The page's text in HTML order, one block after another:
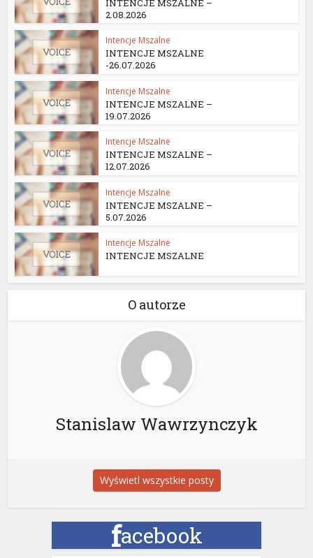
INTENCJE MSZALNE –
2.08.2026
Intencje Mszalne
INTENCJE MSZALNE
-26.07.2026
Intencje Mszalne
INTENCJE MSZALNE –
19.07.2026
Intencje Mszalne
INTENCJE MSZALNE –
12.07.2026
Intencje Mszalne
INTENCJE MSZALNE –
5.07.2026
Intencje Mszalne
INTENCJE MSZALNE
O autorze
Stanislaw Wawrzynczyk
Wyświetl wszystkie posty
facebook